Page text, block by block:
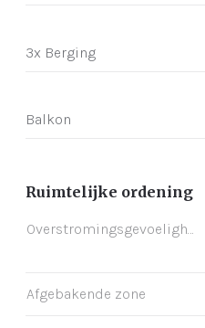
3x Berging
Balkon
Ruimtelijke ordening
Afgebakende zone